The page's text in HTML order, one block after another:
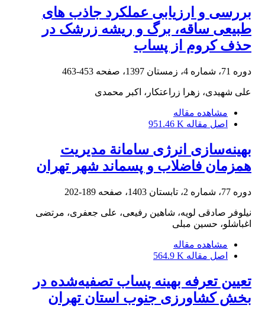
بررسی و ارزیابی عملکرد جاذب های
طبیعی ساقه، برگ و ریشه زرشک در
حذف کروم از پساب
دوره 71، شماره 4، زمستان 1397، صفحه 453-463
علی شهیدی، زهرا زراعتکار، اکبر محمدی
مشاهده مقاله
اصل مقاله 951.46 K
بهینه‌سازی انرژی سامانة مدیریت
همزمان فاضلاب و پسماند شهر تهران
دوره 77، شماره 2، تابستان 1403، صفحه 189-202
نیلوفر صادقی لویه، شاهین رفیعی، علی جعفری، مرتضی
اغباشلو، حسین مبلی
مشاهده مقاله
اصل مقاله 564.9 K
تعیین تعرفه بهینه پساب تصفیه‌شده در
بخش کشاورزی جنوب استان تهران